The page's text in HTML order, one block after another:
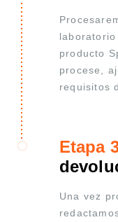
producto
procese,
requisitos
Etapa
Una vez